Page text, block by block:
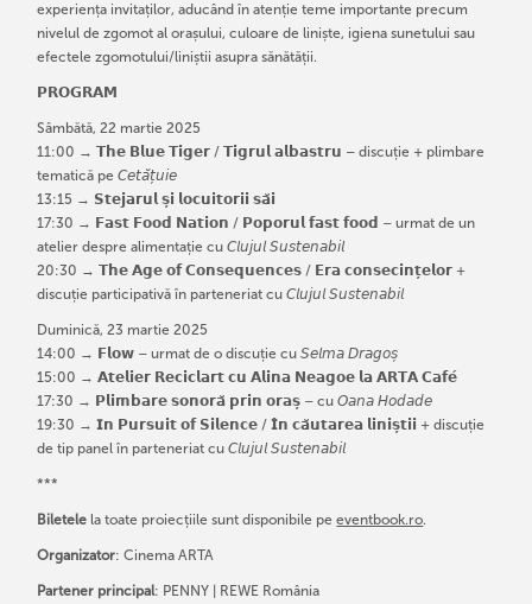
experiența invitaților, aducând în atenție teme importante precum
nivelul de zgomot al orașului, culoare de liniște, igiena sunetului sau
efectele zgomotului/liniștii asupra sănătății.
𝗣𝗥𝗢𝗚𝗥𝗔𝗠
Sâmbătă, 22 martie 2025
11:00 → 𝗧𝗵𝗲 𝗕𝗹𝘂𝗲 𝗧𝗶𝗴𝗲𝗿 / 𝗧𝗶𝗴𝗿𝘂𝗹 𝗮𝗹𝗯𝗮𝘀𝘁𝗿𝘂 – discuție + plimbare
tematică pe 𝘊𝘦𝘵𝘢̆𝘵̦𝘶𝘪𝘦
13:15 → 𝗦𝘁𝗲𝗷𝗮𝗿𝘂𝗹 𝘀̦𝗶 𝗹𝗼𝗰𝘂𝗶𝘁𝗼𝗿𝗶𝗶 𝘀𝗮̆𝗶
17:30 → 𝗙𝗮𝘀𝘁 𝗙𝗼𝗼𝗱 𝗡𝗮𝘁𝗶𝗼𝗻 / 𝗣𝗼𝗽𝗼𝗿𝘂𝗹 𝗳𝗮𝘀𝘁 𝗳𝗼𝗼𝗱 – urmat de un
atelier despre alimentație cu 𝘊𝘭𝘶𝘫𝘶𝘭 𝘚𝘶𝘴𝘵𝘦𝘯𝘢𝘣𝘪𝘭
20:30 → 𝗧𝗵𝗲 𝗔𝗴𝗲 𝗼𝗳 𝗖𝗼𝗻𝘀𝗲𝗾𝘂𝗲𝗻𝗰𝗲𝘀 / 𝗘𝗿𝗮 𝗰𝗼𝗻𝘀𝗲𝗰𝗶𝗻𝘁̦𝗲𝗹𝗼𝗿 +
discuție participativă în parteneriat cu 𝘊𝘭𝘶𝘫𝘶𝘭 𝘚𝘶𝘴𝘵𝘦𝘯𝘢𝘣𝘪𝘭
Duminică, 23 martie 2025
14:00 → 𝗙𝗹𝗼𝘄 – urmat de o discuție cu 𝘚𝘦𝘭𝘮𝘢 𝘋𝘳𝘢𝘨𝘰𝘴̦
15:00 → 𝗔𝘁𝗲𝗹𝗶𝗲𝗿 𝗥𝗲𝗰𝗶𝗰𝗹𝗮𝗿𝘁 𝗰𝘂 𝗔𝗹𝗶𝗻𝗮 𝗡𝗲𝗮𝗴𝗼𝗲 𝗹𝗮 𝗔𝗥𝗧𝗔 𝗖𝗮𝗳𝗲́
17:30 → 𝗣𝗹𝗶𝗺𝗯𝗮𝗿𝗲 𝘀𝗼𝗻𝗼𝗿𝗮̆ 𝗽𝗿𝗶𝗻 𝗼𝗿𝗮𝘀̦ – cu 𝘖𝘢𝘯𝘢 𝘏𝘰𝘥𝘢𝘥𝘦
19:30 → 𝗜𝗻 𝗣𝘂𝗿𝘀𝘂𝗶𝘁 𝗼𝗳 𝗦𝗶𝗹𝗲𝗻𝗰𝗲 / 𝗜̂𝗻 𝗰𝗮̆𝘂𝘁𝗮𝗿𝗲𝗮 𝗹𝗶𝗻𝗶𝘀̦𝘁𝗶𝗶 + discuție
de tip panel în parteneriat cu 𝘊𝘭𝘶𝘫𝘶𝘭 𝘚𝘶𝘴𝘵𝘦𝘯𝘢𝘣𝘪𝘭
***
Biletele la toate proiecțiile sunt disponibile peeventbook.ro.
Organizator: Cinema ARTA
Partener principal: PENNY | REWE România